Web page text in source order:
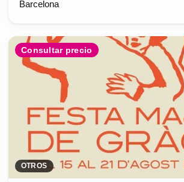
Barcelona
Consultar precio
OTROS